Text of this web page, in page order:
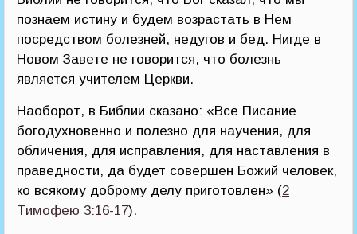
познаем истину и будем возрастать в Нем
посредством болезней, недугов и бед. Нигде в
Новом Завете не говорится, что болезнь
является учителем Церкви.
Наоборот, в Библии сказано: «Все Писание
богодухновенно и полезно для научения, для
обличения, для исправления, для наставления в
праведности, да будет совершен Божий человек,
ко всякому доброму делу приготовлен» (2
Тимофею 3:16-17).